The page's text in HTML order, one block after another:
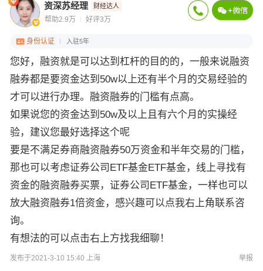
资深苏经理 财经达人
帮助2.9万 好评3万
身份认证 入驻5年
您好，融资就是可以达到杠杆的目的的，一般来说融资
融券都是要资金达到50w以上还有半个月的交易经验的
才可以进行办理。融资融券的门槛有点高。
如果说您的资金达到50w及以上且有六个月的实操经
验，建议您最好选择这个呢
要是不满足券商融资融券50万资金和半年交易的门槛，
那也可以考虑证券公司ETF基金ETF基金，线上寻找有
资金的融资融券买票，证券公司ETF基金，一样也可以
放大融资融券1倍资金，感兴趣可以点我右上角联系咨
询。
有想法的可以点击右上方找我细聊！
发布于2021-3-10 15:40 上海 举报